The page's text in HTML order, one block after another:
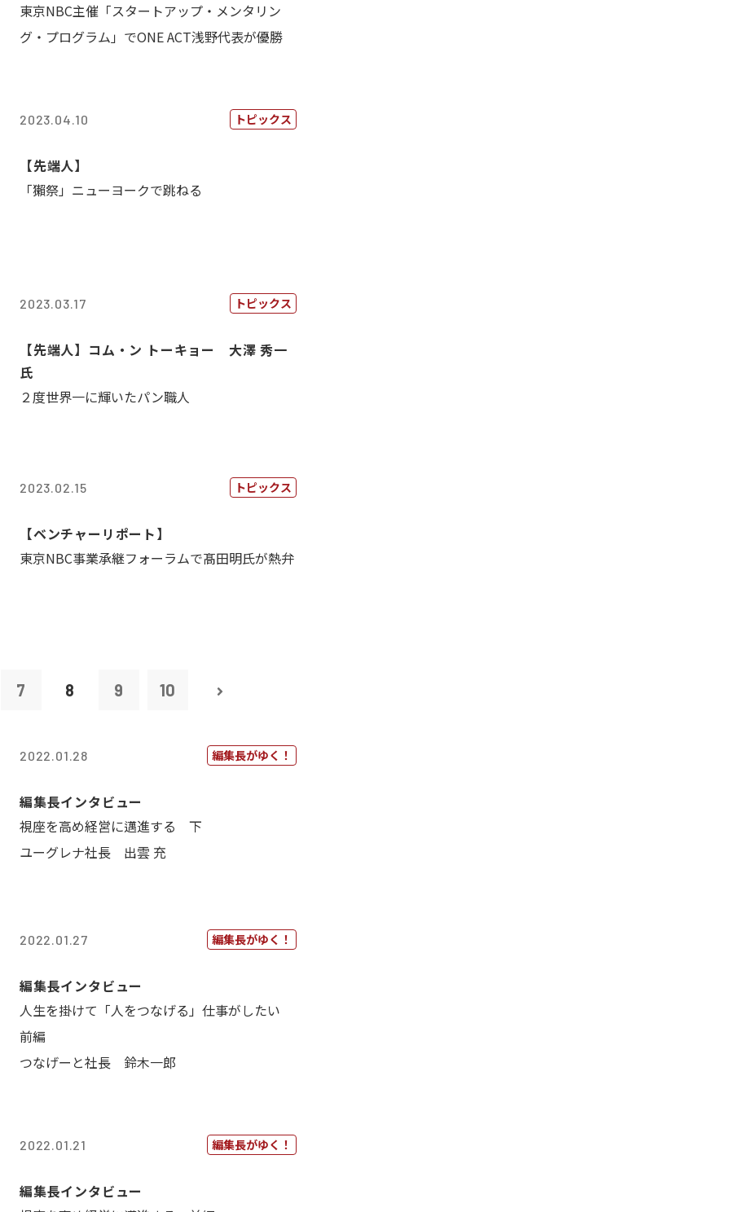
東京NBC主催「スタートアップ・メンタリン
グ・プログラム」でONE ACT浅野代表が優勝
2023.04.10 トピックス
【先端人】
「獺祭」ニューヨークで跳ねる
2023.03.17 トピックス
【先端人】コム・ン トーキョー 大澤 秀一
氏
２度世界一に輝いたパン職人
2023.02.15 トピックス
【ベンチャーリポート】
東京NBC事業承継フォーラムで髙田明氏が熱弁
7 8 9 10
2022.01.28 編集長がゆく！
編集長インタビュー
視座を高め経営に邁進する 下
ユーグレナ社長 出雲 充
2022.01.27 編集長がゆく！
編集長インタビュー
人生を掛けて「人をつなげる」仕事がしたい
前編
つなげーと社長 鈴木一郎
2022.01.21 編集長がゆく！
編集長インタビュー